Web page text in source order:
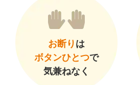
お断り は
ボタンひとつで
気兼ねなく